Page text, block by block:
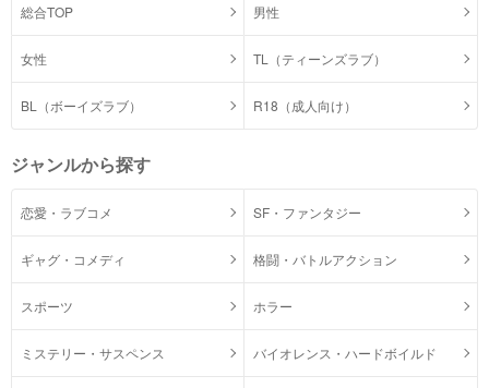
総合TOP 男性
女性 TL（ティーンズラブ）
BL（ボーイズラブ） R18（成人向け）
ジャンルから探す
恋愛・ラブコメ SF・ファンタジー
ギャグ・コメディ 格闘・バトルアクション
スポーツ ホラー
ミステリー・サスペンス バイオレンス・ハードボイルド